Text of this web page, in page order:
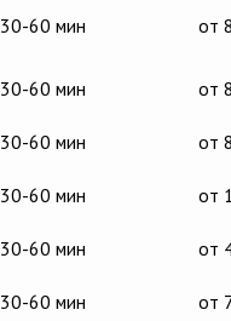
30-60 мин от
30-60 мин от
30-60 мин от
30-60 мин от
30-60 мин от
30-60 мин от